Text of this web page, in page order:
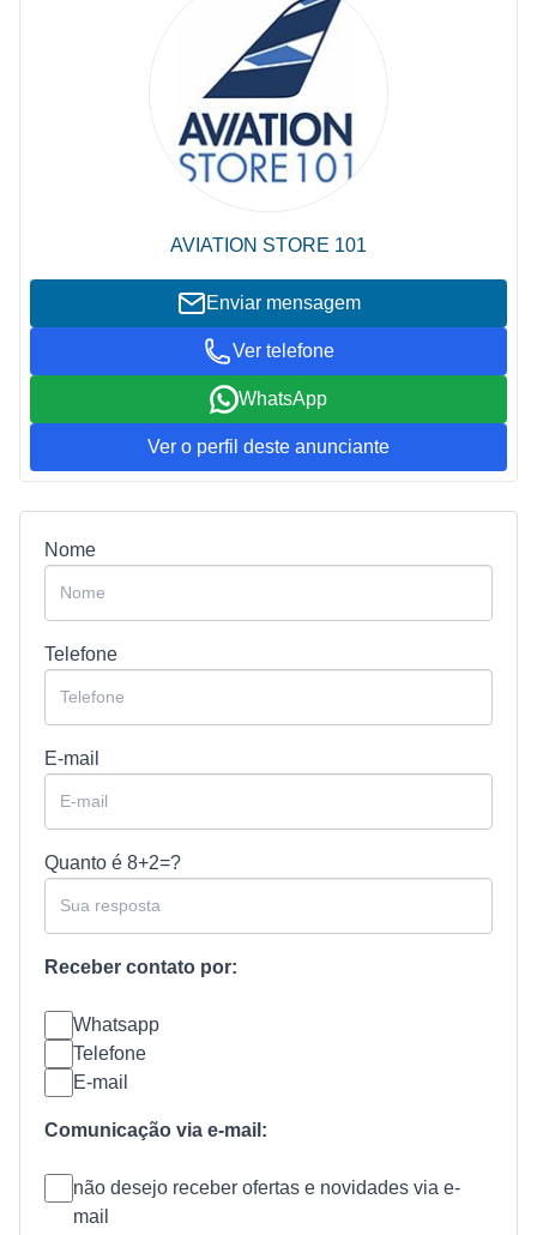
AVIATION STORE 101
Enviar mensagem
Ver telefone
WhatsApp
Ver o perfil deste anunciante
Nome
Telefone
E-mail
Quanto é 8+2=?
Receber contato por:
Whatsapp
Telefone
E-mail
Comunicação via e-mail:
não desejo receber ofertas e novidades via e-
mail